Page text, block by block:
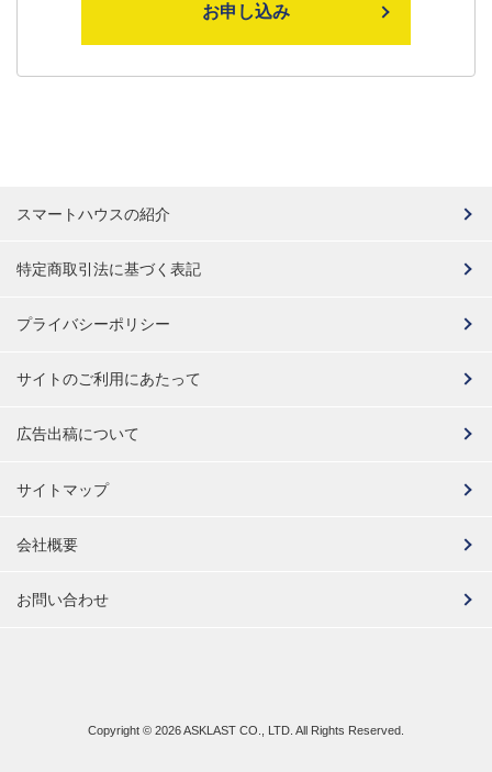
お申し込み
スマートハウスの紹介
特定商取引法に基づく表記
プライバシーポリシー
サイトのご利用にあたって
広告出稿について
サイトマップ
会社概要
お問い合わせ
Copyright © 2026 ASKLAST CO., LTD. All Rights Reserved.